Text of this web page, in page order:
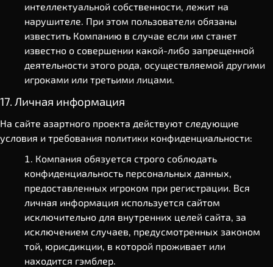
интеллектуальной собственности, лежит на
нарушителе. При этом пользователи обязаны
известить Компанию в случае если им станет
известно о совершении какой-либо запрещенной
деятельности этого рода, осуществляемой другими
игроками или третьими лицами.
17. Личная информация
На сайте азартного проекта действуют следующие
условия и требования политики конфиденциальности:
Компания обязуется строго соблюдать
конфиденциальность персональных данных,
предоставленных игроком при регистрации. Вся
личная информация используется сайтом
исключительно для внутренних целей сайта, за
исключением случаев, предусмотренных законом
той, юрисдикции, в которой проживает или
находится гэмблер.